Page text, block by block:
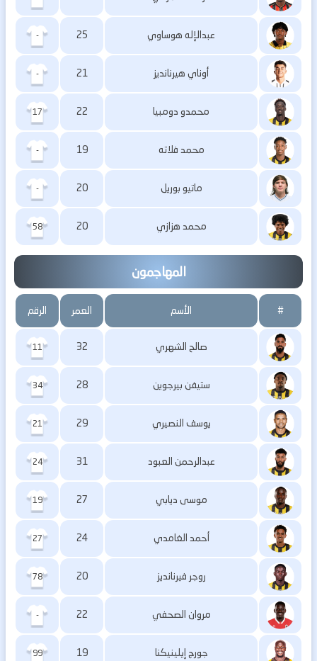
عبدالإله هوساوي 25
-
أوناي هيرنانديز 21
-
محمدو دومبيا 22
17
محمد فلاته 19
-
ماتيو بوريل 20
-
محمد هزازي 20
58
المهاجمون
# الأسم العمر الرقم
صالح الشهري 32
11
ستيفن بيرجوين 28
34
يوسف النصيري 29
21
عبدالرحمن العبود 31
24
موسى ديابي 27
19
أحمد الغامدي 24
27
روجر فيرنانديز 20
78
مروان الصحفي 22
-
جورج إيلينيكنا 19
99